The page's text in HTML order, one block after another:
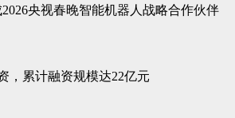
央视春晚智能机器人战略合作伙伴
，累计融资规模达22亿元